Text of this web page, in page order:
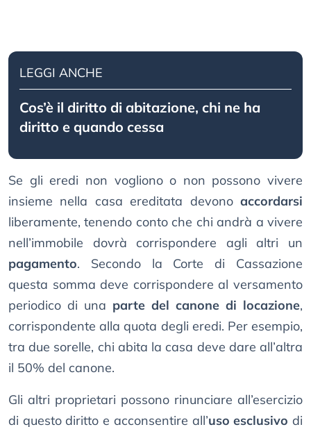
LEGGI ANCHE
Cos’è il diritto di abitazione, chi ne ha
diritto e quando cessa
Se gli eredi non vogliono o non possono vivere
insieme nella casa ereditata devono accordarsi
liberamente, tenendo conto che chi andrà a vivere
nell’immobile dovrà corrispondere agli altri un
pagamento. Secondo la Corte di Cassazione
questa somma deve corrispondere al versamento
periodico di una parte del canone di locazione,
corrispondente alla quota degli eredi. Per esempio,
tra due sorelle, chi abita la casa deve dare all’altra
il 50% del canone.
Gli altri proprietari possono rinunciare all’esercizio
di questo diritto e acconsentire all’uso esclusivo di